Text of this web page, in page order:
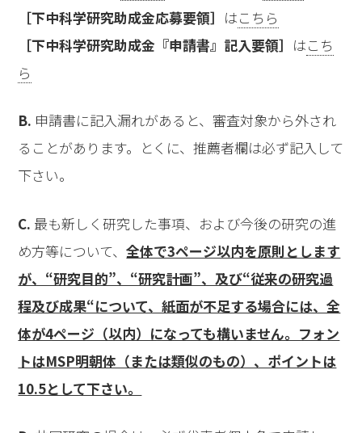
［下中科学研究助成金応募要領］ はこちら
［下中科学研究助成金『申請書』記入要領］ はこち
ら
B. 申請書に記入漏れがあると、審査対象から外され
ることがあります。とくに、推薦者欄は必ず記入して
下さい。
C. 最も新しく研究した事項、および今後の研究の進
め方等について、全体で3ページ以内を原則とします
が、“研究目的”、“研究計画”、及び“従来の研究過
程及び成果“について、紙面が不足する場合には、全
体が4ページ（以内）になっても構いません。フォン
トはMSP明朝体（または類似のもの）、ポイントは
10.5として下さい。